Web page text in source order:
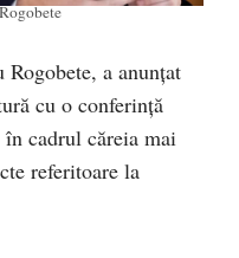
a anunțat
cu o conferință
în cadrul căreia mai
referitoare la